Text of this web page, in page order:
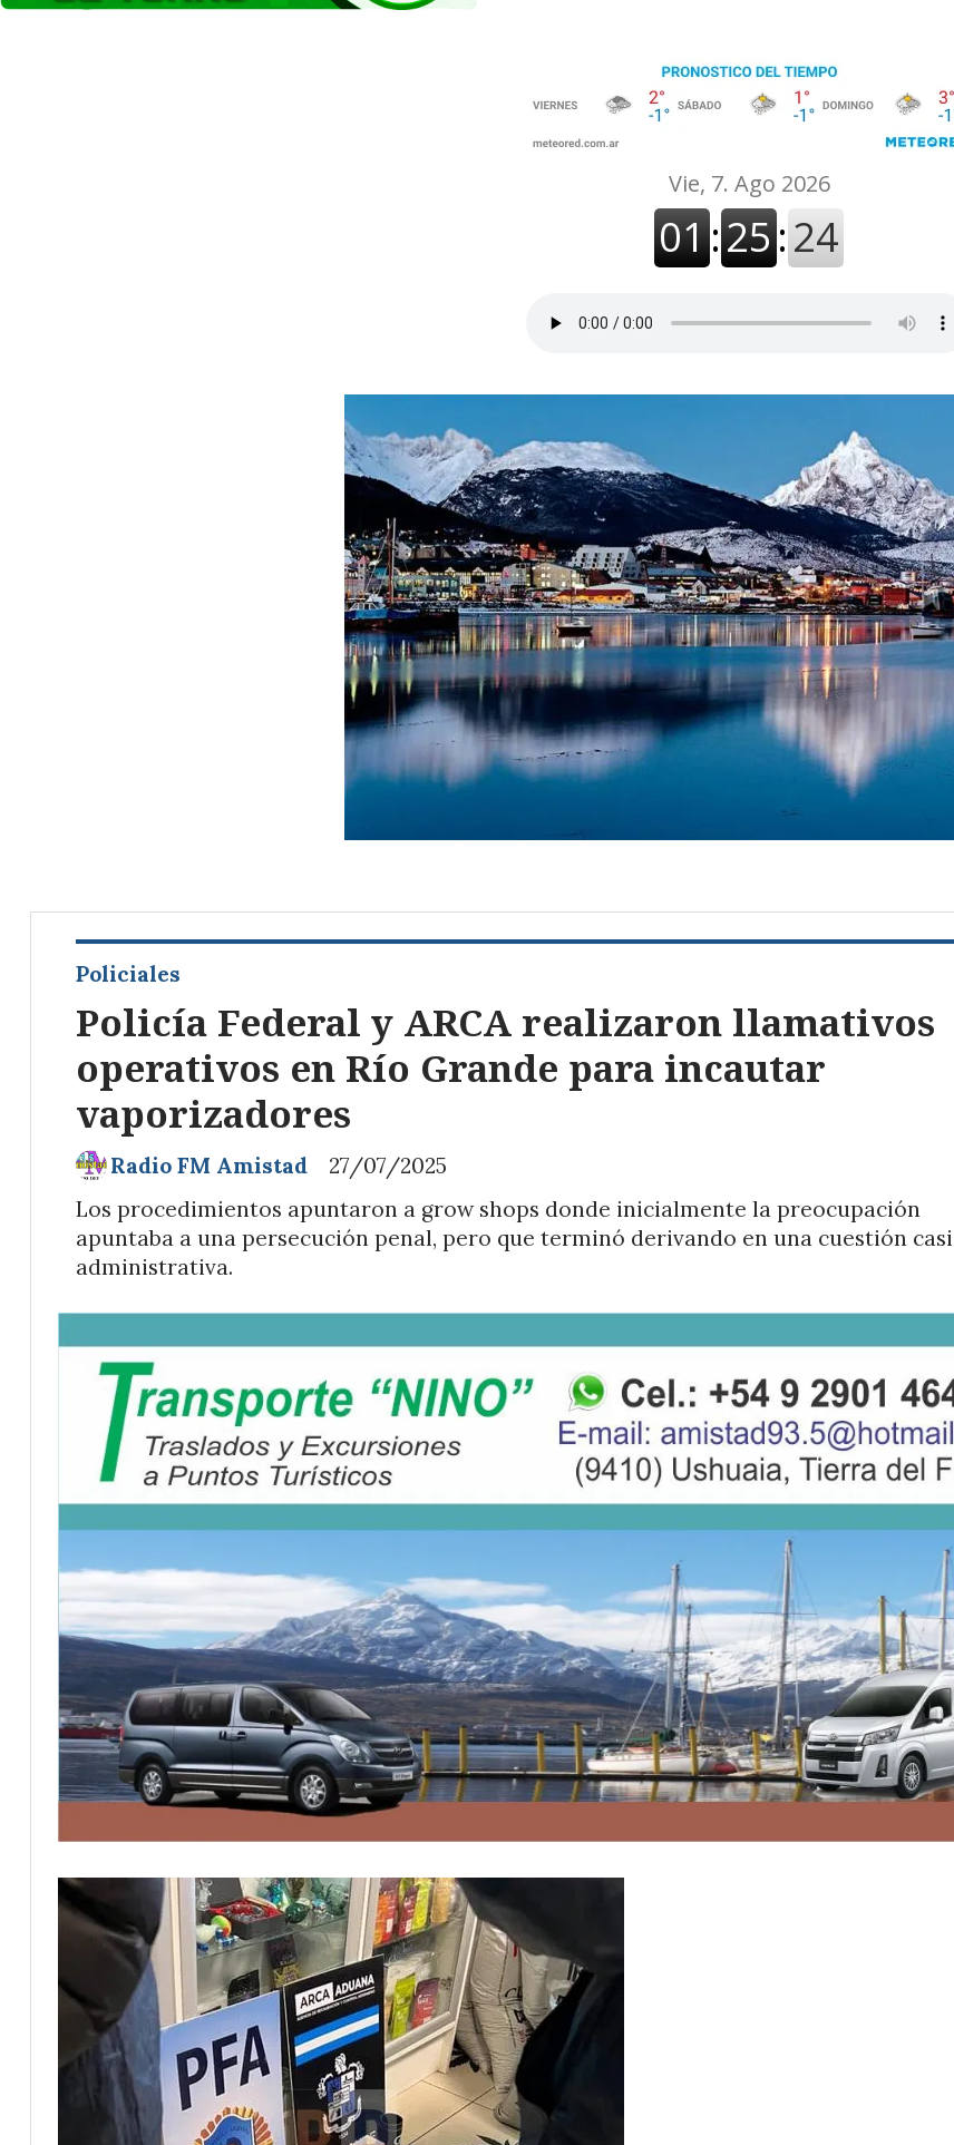
Policía Federal y ARCA realizaron llamativos
operativos en Río Grande para incautar
vaporizadores
Los procedimientos apuntaron a grow shops donde inicialmente la preocupación
apuntaba a una persecución penal, pero que terminó derivando en una cuestión casi
administrativa.
Policiales
27/07/2025
Radio FM Amistad